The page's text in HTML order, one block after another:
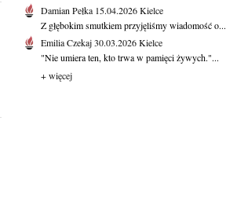
Damian Pełka 15.04.2026Kielce
Z głębokim smutkiem przyjęliśmy wiadomość o...
Emilia Czekaj30.03.2026Kielce
"Nie umiera ten, kto trwa w pamięci żywych."...
+ więcej